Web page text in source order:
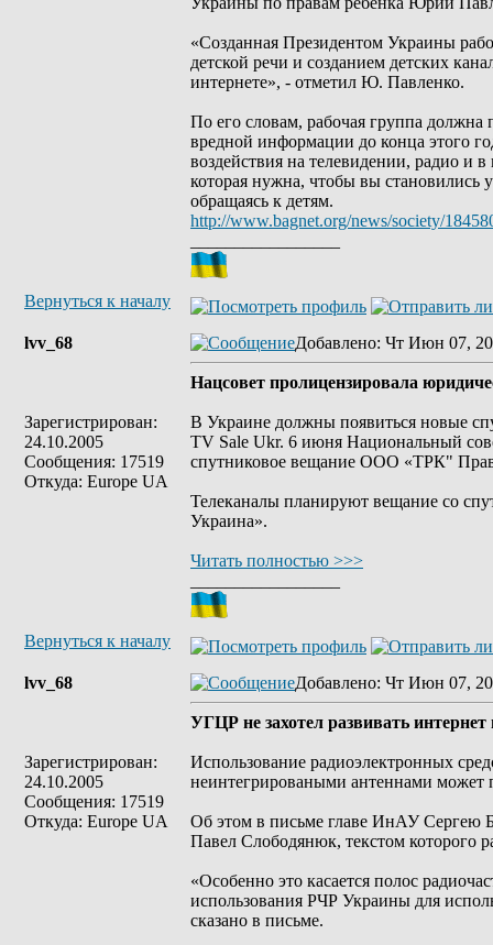
«Созданная Президентом Украины
детской речи и созданием детских
интернете», - отметил Ю. Павленко.
По его словам, рабочая группа должна
вредной информации до конца этого
воздействия на телевидении, радио и
которая нужна, чтобы вы
обращаясь к детям.
http://www.bagnet.org/news/society/
Вернуться к началу
lvv_68
Зарегистрирован:
24.10.2005
Сообщения: 17519
Откуда: Europe UA
Добавлено: Чт Июн 07,
Нацсовет пролицензировала
В Украине должны появиться новые
TV Sale Ukr. 6 июня Национальный
спутниковое вещание ООО «ТРК"
Телеканалы планируют вещание со
Украина».
Читать полностью >>>
Вернуться к началу
lvv_68
Зарегистрирован:
24.10.2005
Сообщения: 17519
Откуда: Europe UA
Добавлено: Чт Июн 07,
УГЦР не захотел развивать
Использование радиоэлектронных
неинтегрироваными антеннами может
Об этом в письме главе ИнАУ Сергею
Павел Слободянюк, текстом которого
«Особенно это касается полос
использования РЧР Украины для
сказано в письме.